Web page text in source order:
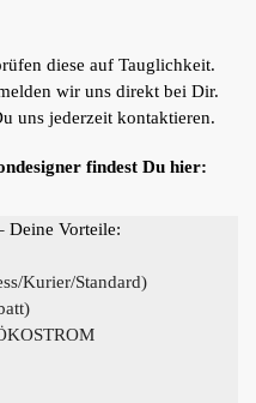
diese auf Tauglichkeit.
wir uns direkt bei Dir.
uns jederzeit kontaktieren.
findest Du hier:
Deine Vorteile:
Kurier/Standard)